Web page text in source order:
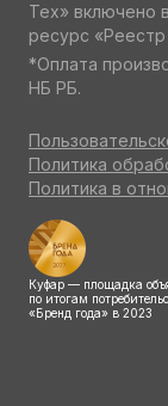
Тех» включено
ресурс
*Оплата
НБ РБ.
Политика
Политика в
Куфар — площадка
по итогам
«Бренд года» в 2023